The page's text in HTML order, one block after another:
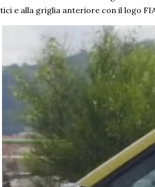
e alla griglia anteriore con il logo